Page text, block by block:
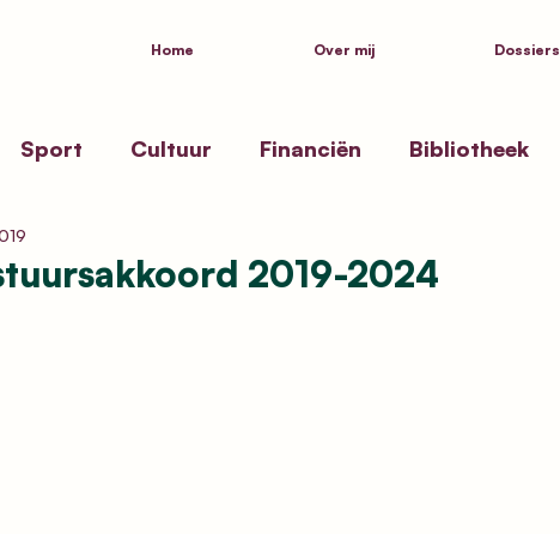
Home Over mij Dossiers
Sport Cultuur Financiën Bibliotheek
2019-2024